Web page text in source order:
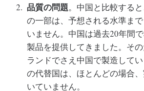
品質の問題。中国と比較する
の一部は、予想される水準ま
いません。中国は過去20年間
製品を提供してきました。そ
ランドでさえ中国で製造して
の代替国は、ほとんどの場合
いていません。